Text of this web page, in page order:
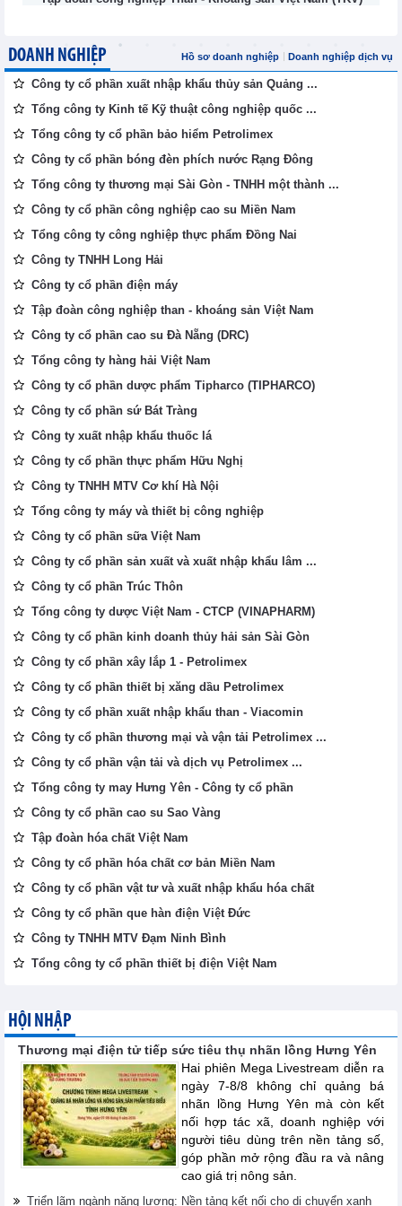
DOANH NGHIỆP Hồ sơ doanh nghiệp Doanh nghiệp dịch vụ
Công ty cổ phần xuất nhập khẩu thủy sản Quảng ...
Tổng công ty Kinh tế Kỹ thuật công nghiệp quốc ...
Tổng công ty cổ phần bảo hiểm Petrolimex
Công ty cổ phần bóng đèn phích nước Rạng Đông
Tổng công ty thương mại Sài Gòn - TNHH một thành ...
Công ty cổ phần công nghiệp cao su Miền Nam
Tổng công ty công nghiệp thực phẩm Đồng Nai
Công ty TNHH Long Hải
Công ty cổ phần điện máy
Tập đoàn công nghiệp than - khoáng sản Việt Nam
Công ty cổ phần cao su Đà Nẵng (DRC)
Tổng công ty hàng hải Việt Nam
Công ty cổ phần dược phẩm Tipharco (TIPHARCO)
Công ty cổ phần sứ Bát Tràng
Công ty xuất nhập khẩu thuốc lá
Công ty cổ phần thực phẩm Hữu Nghị
Công ty TNHH MTV Cơ khí Hà Nội
Tổng công ty máy và thiết bị công nghiệp
Công ty cổ phần sữa Việt Nam
Công ty cổ phần sản xuất và xuất nhập khẩu lâm ...
Công ty cổ phần Trúc Thôn
Tổng công ty dược Việt Nam - CTCP (VINAPHARM)
Công ty cổ phần kinh doanh thủy hải sản Sài Gòn
Công ty cổ phần xây lắp 1 - Petrolimex
Công ty cổ phần thiết bị xăng dầu Petrolimex
Công ty cổ phần xuất nhập khẩu than - Viacomin
Công ty cổ phần thương mại và vận tải Petrolimex ...
Công ty cổ phần vận tải và dịch vụ Petrolimex ...
Tổng công ty may Hưng Yên - Công ty cổ phần
Công ty cổ phần cao su Sao Vàng
Tập đoàn hóa chất Việt Nam
Công ty cổ phần hóa chất cơ bản Miền Nam
Công ty cổ phần vật tư và xuất nhập khẩu hóa chất
Công ty cổ phần que hàn điện Việt Đức
Công ty TNHH MTV Đạm Ninh Bình
Tổng công ty cổ phần thiết bị điện Việt Nam
HỘI NHẬP
Thương mại điện tử tiếp sức tiêu thụ nhãn lồng Hưng Yên
Hai phiên Mega Livestream diễn ra
ngày 7-8/8 không chỉ quảng bá
nhãn lồng Hưng Yên mà còn kết
nối hợp tác xã, doanh nghiệp với
người tiêu dùng trên nền tảng số,
góp phần mở rộng đầu ra và nâng
cao giá trị nông sản.
Triển lãm ngành năng lượng: Nền tảng kết nối cho di chuyển xanh